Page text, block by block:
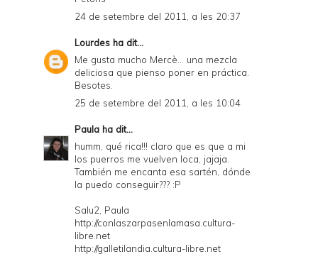
24 de setembre del 2011, a les 20:37
Lourdes ha dit...
Me gusta mucho Mercè... una mezcla
deliciosa que pienso poner en práctica.
Besotes.
25 de setembre del 2011, a les 10:04
Paula ha dit...
humm, qué rica!!! claro que es que a mi
los puerros me vuelven loca, jajaja.
También me encanta esa sartén, dónde
la puedo conseguir??? :P
Salu2, Paula
http://conlaszarpasenlamasa.cultura-
libre.net
http://galletilandia.cultura-libre.net